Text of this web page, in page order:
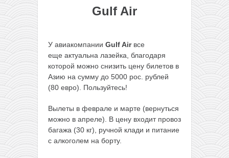
Gulf Air
У авиакомпании Gulf Air все
еще актуальна лазейка, благодаря
которой можно снизить цену билетов в
Азию на сумму до 5000 рос. рублей
(80 евро). Пользуйтесь!
Вылеты в феврале и марте (вернуться
можно в апреле). В цену входит провоз
багажа (30 кг), ручной клади и питание
с алкоголем на борту.